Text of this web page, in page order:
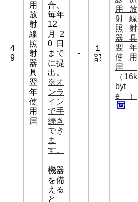
4
9
用
放
射
線
照
射
器
具
翌
年
使
用
届
合、
毎年
12
月2
0日
まで
に提
出。
※オ
ンラ
イン
で手
続き
でき
ま
す。
-
１
部
用放
射線
照射
器具
翌年
使用
届
（16k
byt
e）
機器
を備
える
と